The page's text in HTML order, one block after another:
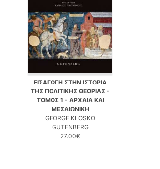
ΕΙΣΑΓΩΓΗ ΣΤΗΝ ΙΣΤΟΡΙΑ
ΤΗΣ ΠΟΛΙΤΙΚΗΣ ΘΕΩΡΙΑΣ -
ΤΟΜΟΣ 1 - ΑΡΧΑΙΑ ΚΑΙ
ΜΕΣΑΙΩΝΙΚΗ
GEORGE KLOSKO
GUTENBERG
27.00€